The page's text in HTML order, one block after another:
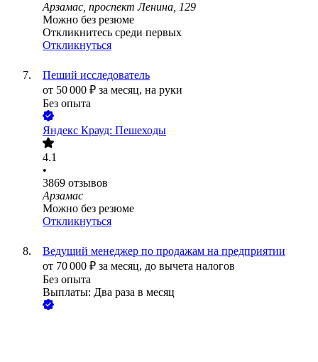
Арзамас, проспект Ленина, 129
Можно без резюме
Откликнитесь среди первых
Откликнуться
Пеший исследователь
от 50 000 ₽ за месяц, на руки
Без опыта
Яндекс Крауд: Пешеходы
4.1
•
3869 отзывов
Арзамас
Можно без резюме
Откликнуться
Ведущий менеджер по продажам на предприятии
от 70 000 ₽ за месяц, до вычета налогов
Без опыта
Выплаты: Два раза в месяц